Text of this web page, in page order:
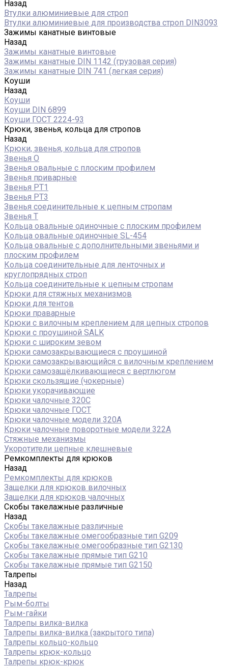
Назад
Втулки алюминиевые для строп
Втулки алюминиевые для производства строп DIN3093
Зажимы канатные винтовые
Назад
Зажимы канатные винтовые
Зажимы канатные DIN 1142 (грузовая серия)
Зажимы канатные DIN 741 (легкая серия)
Коуши
Назад
Коуши
Коуши DIN 6899
Коуши ГОСТ 2224-93
Крюки, звенья, кольца для стропов
Назад
Крюки, звенья, кольца для стропов
Звенья О
Звенья овальные с плоским профилем
Звенья приварные
Звенья РТ1
Звенья РТ3
Звенья соединительные к цепным стропам
Звенья Т
Кольца овальные одиночные c плоским профилем
Кольца овальные одиночные SL-454
Кольца овальные с дополнительными звеньями и
плоским профилем
Кольца соединительные для ленточных и
круглопрядных строп
Кольца соединительные к цепным стропам
Крюки для стяжных механизмов
Крюки для тентов
Крюки праварные
Крюки с вилочным креплением для цепных стропов
Крюки с проушиной SALK
Крюки с широким зевом
Крюки самозакрывающиеся с проушиной
Крюки самозакрывающийся с вилочным креплением
Крюки самозащёлкивающиеся с вертлюгом
Крюки скользящие (чокерные)
Крюки укорачивающие
Крюки чалочные 320C
Крюки чалочные ГОСТ
Крюки чалочные модели 320А
Крюки чалочные поворотные модели 322А
Стяжные механизмы
Укоротители цепные клешневые
Ремкомплекты для крюков
Назад
Ремкомплекты для крюков
Защелки для крюков вилочных
Защелки для крюков чалочных
Скобы такелажные различные
Назад
Скобы такелажные различные
Скобы такелажные омегообразные тип G209
Скобы такелажные омегообразные тип G2130
Скобы такелажные прямые тип G210
Скобы такелажные прямые тип G2150
Талрепы
Назад
Талрепы
Рым-болты
Рым-гайки
Талрепы вилка-вилка
Талрепы вилка-вилка (закрытого типа)
Талрепы кольцо-кольцо
Талрепы крюк-кольцо
Талрепы крюк-крюк